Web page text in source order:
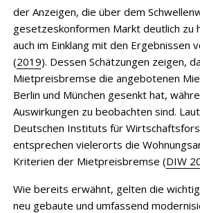
der Anzeigen, die über dem
gesetzeskonformen Markt deutlich zu
auch im Einklang mit den Ergebnissen
(2019). Dessen Schätzungen zeigen,
Mietpreisbremse die angebotenen
Berlin und München gesenkt hat,
Auswirkungen zu beobachten sind.
Deutschen Instituts für
entsprechen vielerorts die
Kriterien der Mietpreisbremse (DIW
Wie bereits erwähnt, gelten die
neu gebaute und umfassend